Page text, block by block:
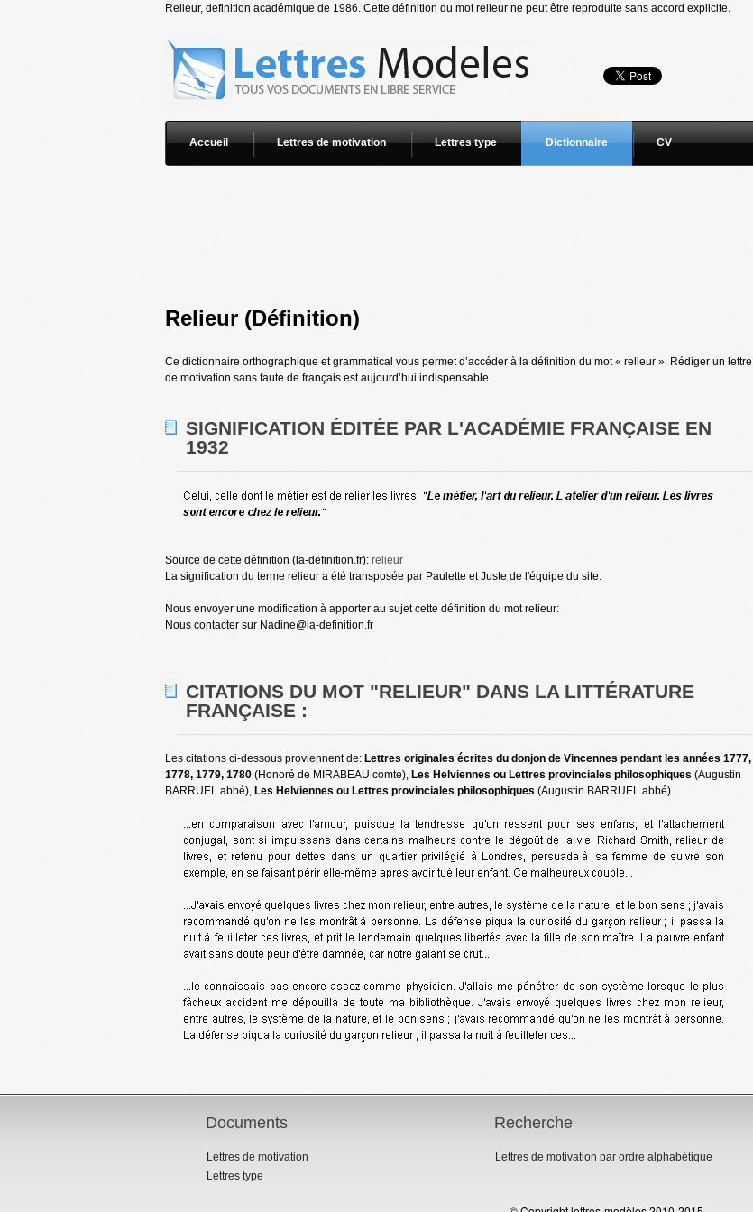
Relieur, definition académique de 1986. Cette définition du mot relieur ne peut être reproduite sans accord explicite.
Accueil Lettres de motivation Lettres type Dictionnaire CV
Relieur (Définition)
Ce dictionnaire orthographique et grammatical vous permet d’accéder à la définition du mot « relieur ». Rédiger un lettre
de motivation sans faute de français est aujourd’hui indispensable.
SIGNIFICATION ÉDITÉE PAR L'ACADÉMIE FRANÇAISE EN
1932
Source de cette définition (la-definition.fr): relieur
La signification du terme relieur a été transposée par Paulette et Juste de l'équipe du site.
Nous envoyer une modification à apporter au sujet cette définition du mot relieur:
Nous contacter sur Nadine@la-definition.fr
CITATIONS DU MOT "RELIEUR" DANS LA LITTÉRATURE
FRANÇAISE :
Les citations ci-dessous proviennent de: Lettres originales écrites du donjon de Vincennes pendant les années 1777,
1778, 1779, 1780(Honoré de MIRABEAU comte), Les Helviennes ou Lettres provinciales philosophiques(Augustin
BARRUEL abbé), Les Helviennes ou Lettres provinciales philosophiques(Augustin BARRUEL abbé).
Documents
Lettres de motivation
Lettres type
Recherche
Lettres de motivation par ordre alphabétique